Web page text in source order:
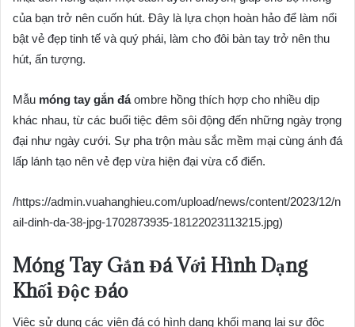
của bạn trở nên cuốn hút. Đây là lựa chọn hoàn hảo để làm nổi
bật vẻ đẹp tinh tế và quý phái, làm cho đôi bàn tay trở nên thu
hút, ấn tượng.
Mẫu móng tay gắn đáombre hồng thích hợp cho nhiều dịp
khác nhau, từ các buổi tiệc đêm sôi động đến những ngày trọng
đại như ngày cưới. Sự pha trộn màu sắc mềm mại cùng ánh đá
lấp lánh tạo nên vẻ đẹp vừa hiện đại vừa cổ điển.
/https://admin.vuahanghieu.com/upload/news/content/2023/12/n
ail-dinh-da-38-jpg-1702873935-18122023113215.jpg)
Móng Tay Gắn Đá Với Hình Dạng
Khối Độc Đáo
Việc sử dụng các viên đá có hình dạng khối mang lại sự độc